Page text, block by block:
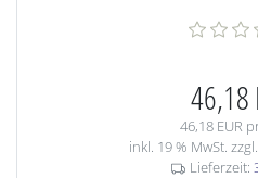
46,18
46,18 EUR
inkl. 19 % MwSt. zzgl.
Lieferzeit: